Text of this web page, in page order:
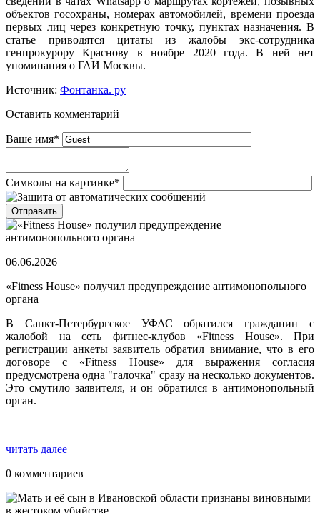
объектов госохраны, номерах автомобилей, времени проезда
первых лиц через конкретную точку, пунктах назначения. В
статье приводятся цитаты из жалобы экс-сотрудника
генпрокурору Краснову в ноябре 2020 года. В ней нет
упоминания о ГАИ Москвы.
Источник: Фонтанка. ру
Оставить комментарий
Ваше имя*
Символы на картинке*
06.06.2026
«Fitness House» получил предупреждение антимонопольного
органа
В Санкт-Петербургское УФАС обратился гражданин с
жалобой на сеть фитнес-клубов «Fitness House». При
регистрации анкеты заявитель обратил внимание, что в его
договоре с «Fitness House» для выражения согласия
предусмотрена одна "галочка" сразу на несколько документов.
Это смутило заявителя, и он обратился в антимонопольный
орган.
читать далее
0 комментариев